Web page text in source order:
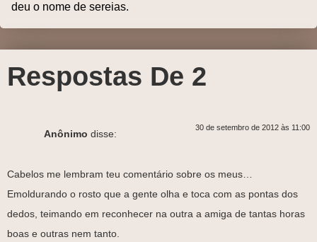
deu o nome de sereias.
Respostas De 2
Anônimo disse:
30 de setembro de 2012 às 11:00
Cabelos me lembram teu comentário sobre os meus…
Emoldurando o rosto que a gente olha e toca com as pontas dos
dedos, teimando em reconhecer na outra a amiga de tantas horas
boas e outras nem tanto.